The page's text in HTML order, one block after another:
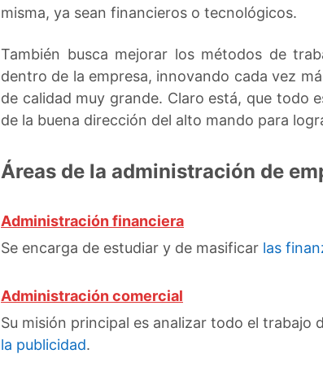
misma, ya sean financieros o tecnológicos.
También busca mejorar los métodos de
dentro de la empresa, innovando cada vez
de calidad muy grande. Claro está, que todo
de la buena dirección del alto mando para
Áreas de la administración de
Administración financiera
Se encarga de estudiar y de masificar las
Administración comercial
Su misión principal es analizar todo el trabajo
la publicidad.